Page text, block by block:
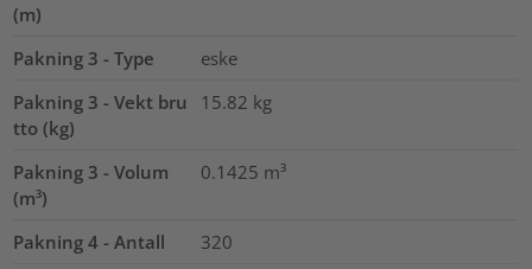
(m)
Pakning 3 - Type
eske
Pakning 3 - Vekt bru
tto (kg)
15.82 kg
Pakning 3 - Volum
(m³)
0.1425 m³
Pakning 4 - Antall
320